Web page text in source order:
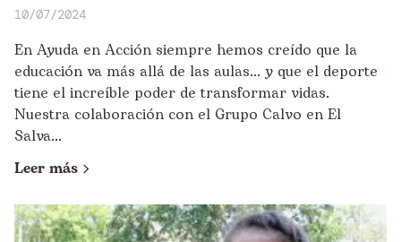
10/07/2024
En Ayuda en Acción siempre hemos creído que la
educación va más allá de las aulas... y que el deporte
tiene el increíble poder de transformar vidas.
Nuestra colaboración con el Grupo Calvo en El
Salva...
Leer más